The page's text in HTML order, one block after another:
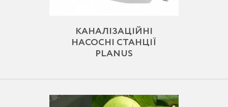
КАНАЛІЗАЦІЙНІ
НАСОСНІ СТАНЦІЇ
PLANUS